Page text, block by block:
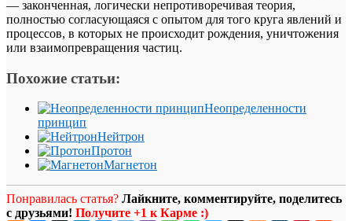
— законченная, логически непротиворечивая теория,
полностью согласующаяся с опытом для того круга явлений и
процессов, в которых не происходит рождения, уничтожения
или взаимопревращения частиц.
Похожие статьи:
Неопределенности
принцип
Нейтрон
Протон
Магнетон
Понравилась статья? Лайкните, комментируйте, поделитесь
с друзьями! Получите +1 к Карме :)